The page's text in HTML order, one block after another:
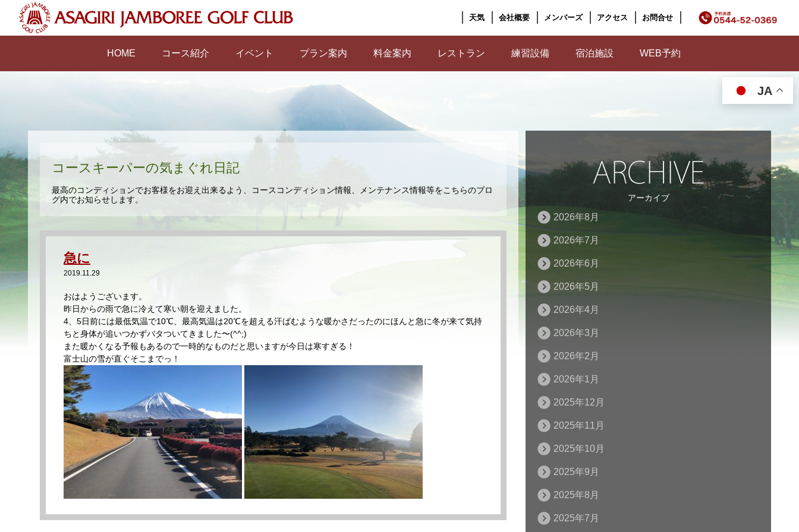
天気 会社概要 メンバーズ アクセス お問合せ
JA
HOME コース紹介 イベント プラン案内 料金案内 レストラン 練習設備 宿泊施設 WEB予約
アーカイブ
2026年8月
2026年7月
2026年6月
2026年5月
2026年4月
2026年3月
2026年2月
2026年1月
2025年12月
2025年11月
2025年10月
2025年9月
2025年8月
2025年7月
コースキーパーの気まぐれ日記
最高のコンディションでお客様をお迎え出来るよう、コースコンディション情報、メンテナンス情報等をこちらのブロ
グ内でお知らせします。
急に
2019.11.29
おはようございます。
昨日からの雨で急に冷えて寒い朝を迎えました。
4、5日前には最低気温で10℃、最高気温は20℃を超える汗ばむような暖かさだったのにほんと急に冬が来て気持
ちと身体が追いつかずバタついてきました〜(^^;)
また暖かくなる予報もあるので一時的なものだと思いますが今日は寒すぎる！
富士山の雪が直ぐそこまでっ！